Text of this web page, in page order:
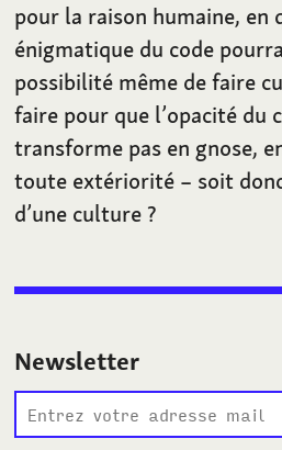
pour la raison humaine,
énigmatique du code
possibilité même de faire
faire pour que l’opacité du
transforme pas en gnose,
toute extériorité – soit
d’une culture ?
Newsletter